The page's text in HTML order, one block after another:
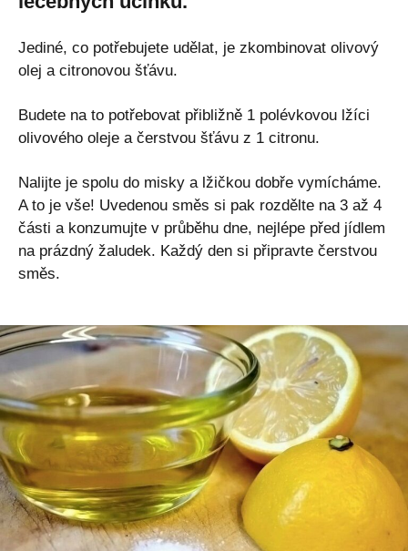
Jediné, co potřebujete udělat, je zkombinovat olivový
olej a citronovou šťávu.
Budete na to potřebovat přibližně 1 polévkovou lžíci
olivového oleje a čerstvou šťávu z 1 citronu.
Nalijte je spolu do misky a lžičkou dobře vymícháme.
A to je vše! Uvedenou směs si pak rozdělte na 3 až 4
části a konzumujte v průběhu dne, nejlépe před jídlem
na prázdný žaludek. Každý den si připravte čerstvou
směs.